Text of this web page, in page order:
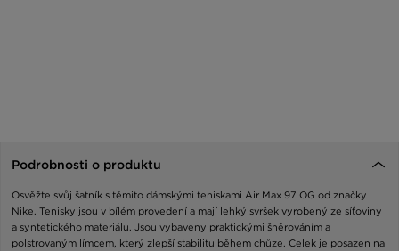
Podrobnosti o produktu
Osvěžte svůj šatník s těmito dámskými teniskami Air Max 97 OG od značky
Nike. Tenisky jsou v bílém provedení a mají lehký svršek vyrobený ze síťoviny
a syntetického materiálu. Jsou vybaveny praktickými šněrováním a
polstrovaným límcem, který zlepší stabilitu během chůze. Celek je posazen na